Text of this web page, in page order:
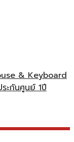
& Keyboard
ะกันศูนย์ 1ปี